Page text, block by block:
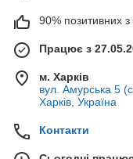
90% позитивних з
Працює з
м. Харків
вул. Амурська 5
Харків, Україна
Контакти